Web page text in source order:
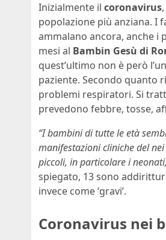
Inizialmente il coronavirus
popolazione più anziana. I
ammalano ancora, anche i
mesi al Bambin Gesù di
quest’ultimo non è però
paziente. Secondo quanto
problemi respiratori. Si
prevedono febbre, tosse,
“I bambini di tutte le età
manifestazioni cliniche del
piccoli, in particolare i
spiegato, 13 sono
invece come ‘gravi’.
Coronavirus nei